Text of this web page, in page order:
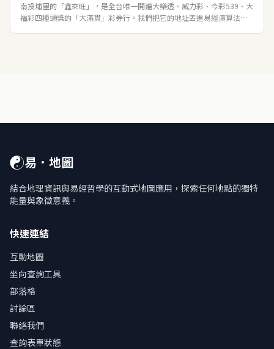
南投埔里的「鑫來旺」，是全台唯一開遍大樂透、威力彩、今彩539、大
福彩四種頭獎的「大滿貫」彩券行。我們把它的地址丟進易經演算法——
☯易．地圖
結合地理資訊與易經哲學的互動式地圖應用，探索任何地點的獨特
能量與象徵意義。
快速連結
互動地圖
坐向查詢工具
部落格
討論區
聯絡我們
查詢表單狀態